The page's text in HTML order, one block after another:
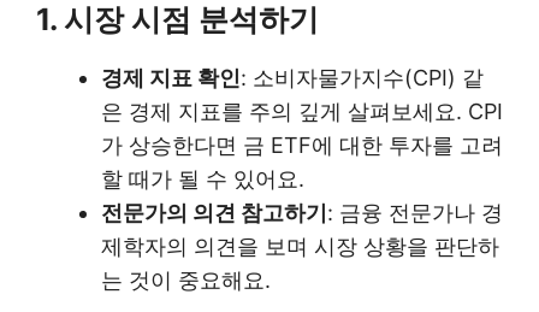
1. 시장 시점 분석하기
경제 지표 확인: 소비자물가지수(CPI) 같
은 경제 지표를 주의 깊게 살펴보세요. CPI
가 상승한다면 금 ETF에 대한 투자를 고려
할 때가 될 수 있어요.
전문가의 의견 참고하기 : 금융 전문가나 경
제학자의 의견을 보며 시장 상황을 판단하
는 것이 중요해요.